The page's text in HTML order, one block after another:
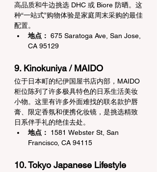
高品质和牛边挑选 DHC 或 Biore 防晒。这
种“一站式”购物体验是家庭周末采购的最佳
配置。
地点： 675 Saratoga Ave, San Jose,
CA 95129
9. Kinokuniya / MAIDO
位于日本町的纪伊国屋书店内部，MAIDO
柜位陈列了许多极具特色的日系生活美妆
小物。这里有许多外面难找的联名款护唇
膏、限定香氛和便携化妆镜，是挑选精致
日系伴手礼的绝佳去处。
地点：
1581 Webster St, San
Francisco, CA 94115
10. Tokyo Japanese Lifestyle